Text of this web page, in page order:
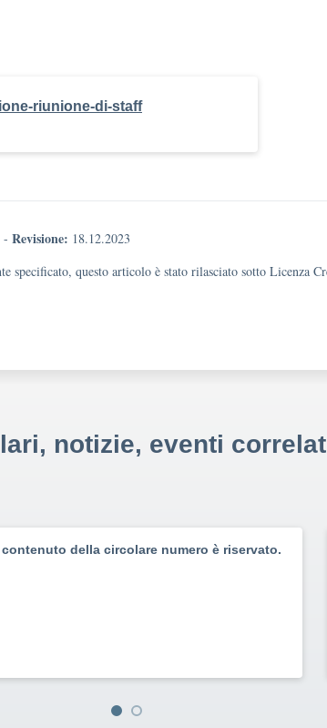
riunione-di-staff
- Revisione: 18.12.2023
specificato, questo articolo è stato rilasciato sotto Licenza
notizie, eventi
contenuto della circolare numero è riservato.